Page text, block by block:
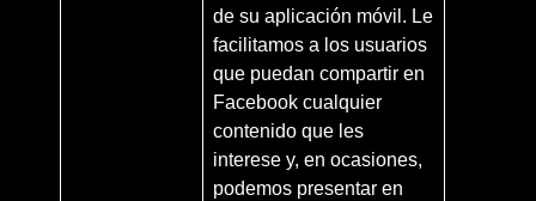
de su aplicación móvil. Le
facilitamos a los usuarios
que puedan compartir en
Facebook cualquier
contenido que les
interese y, en ocasiones,
podemos presentar en